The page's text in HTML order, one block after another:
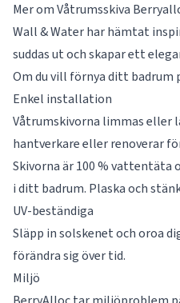
Mer om Våtrumsskiva
Wall & Water har hämtat
suddas ut och skapar ett
Om du vill förnya ditt
Enkel installation
Våtrumskivorna limmas eller
hantverkare eller renoverar
Skivorna är 100 % vattentäta
i ditt badrum. Plaska och
UV-beständiga
Släpp in solskenet och oroa
förändra sig över tid.
Miljö